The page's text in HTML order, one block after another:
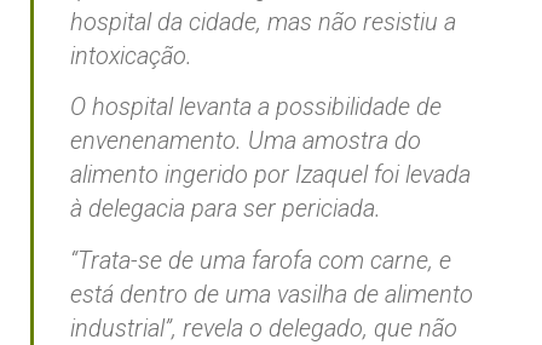
hospital da cidade, mas não resistiu a
intoxicação.
O hospital levanta a possibilidade de
envenenamento. Uma amostra do
alimento ingerido por Izaquel foi levada
à delegacia para ser periciada.
“Trata-se de uma farofa com carne, e
está dentro de uma vasilha de alimento
industrial”, revela o delegado, que não